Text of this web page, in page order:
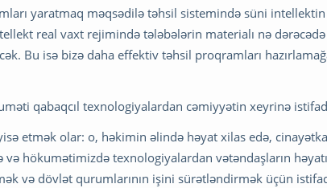
yaratmaq məqsədilə təhsil sistemində süni
real vaxt rejimində tələbələrin materialı nə
Bu isə bizə daha effektiv təhsil proqramları
qabaqcıl texnologiyalardan cəmiyyətin xeyrinə
etmək olar: o, həkimin əlində həyat xilas edə,
hökumətimizdə texnologiyalardan vətəndaşların
və dövlət qurumlarının işini sürətləndirmək üçün